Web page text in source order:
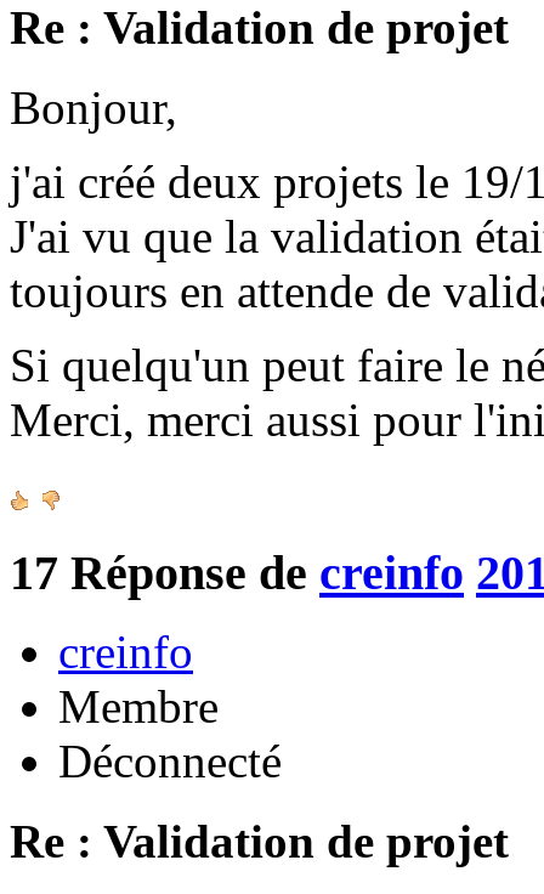
Re : Validation de projet
Bonjour,
j'ai créé deux projets le 19/
J'ai vu que la validation
toujours en attende de
Si quelqu'un peut faire le
Merci, merci aussi pour
17 Réponse de creinfo
creinfo
Membre
Déconnecté
Re : Validation de projet